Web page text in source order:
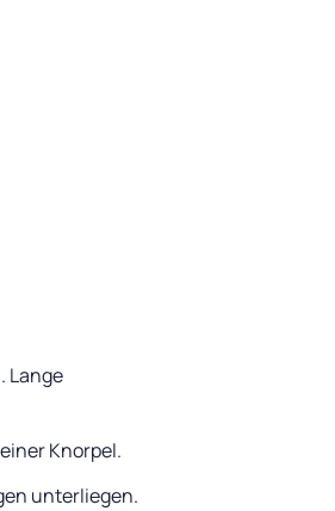
Lange
Knorpel.
unterliegen.